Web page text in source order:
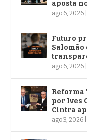
aposta
ago 6, 2026
Futuro
ago 6, 2026
por Ives
Cintra
ago 3, 2026